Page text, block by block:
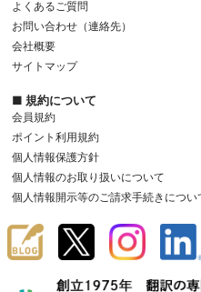
よくあるご質問
お問い合わせ（連絡先）
会社概要
サイトマップ
■ 規約について
会員規約
ポイント利用規約
個人情報保護方針
個人情報のお取り扱いについて
個人情報開示等のご請求手続きについ